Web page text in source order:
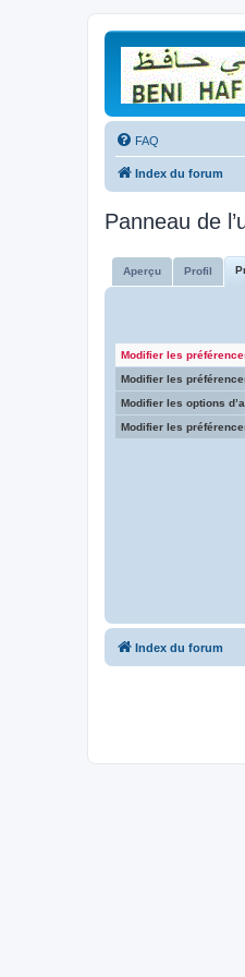
FAQ
Index du forum
Panneau de
Aperçu Profil
Modifier les
Modifier les
Modifier les options
Modifier les
Index du forum